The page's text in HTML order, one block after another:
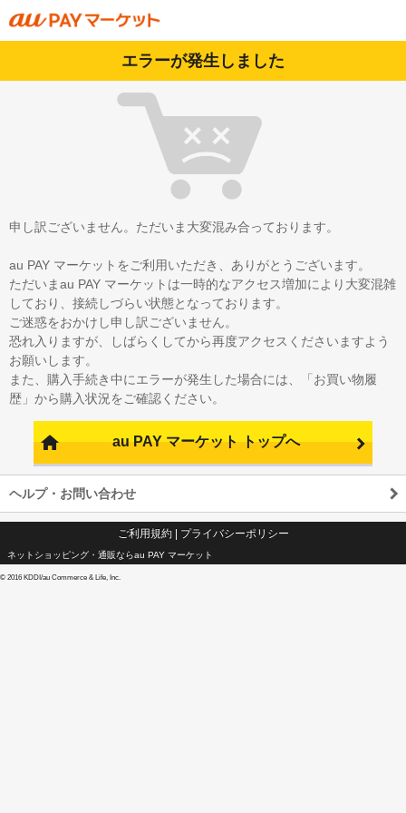
エラーが発生しました
申し訳ございません。ただいま大変混み合っております。
au PAY マーケットをご利用いただき、ありがとうございます。
ただいまau PAY マーケットは一時的なアクセス増加により大変混雑
しており、接続しづらい状態となっております。
ご迷惑をおかけし申し訳ございません。
恐れ入りますが、しばらくしてから再度アクセスくださいますよう
お願いします。
また、購入手続き中にエラーが発生した場合には、「お買い物履
歴」から購入状況をご確認ください。
au PAY マーケット トップへ
ヘルプ・お問い合わせ
ご利用規約| プライバシーポリシー
ネットショッピング・通販ならau PAY マーケット
© 2016 KDDI/au Commerce & Life, Inc.